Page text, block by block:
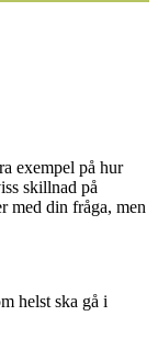
exempel på hur
skillnad på
med din fråga, men
helst ska gå i